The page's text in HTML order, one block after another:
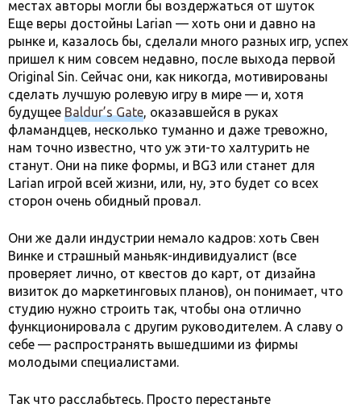
местах авторы могли бы воздержаться от шуток
Еще веры достойны Larian — хоть они и давно на
рынке и, казалось бы, сделали много разных игр, успех
пришел к ним совсем недавно, после выхода первой
Original Sin. Сейчас они, как никогда, мотивированы
сделать лучшую ролевую игру в мире — и, хотя
будущее Baldur’s Gate, оказавшейся в руках
фламандцев, несколько туманно и даже тревожно,
нам точно известно, что уж эти-то халтурить не
станут. Они на пике формы, и BG3 или станет для
Larian игрой всей жизни, или, ну, это будет со всех
сторон очень обидный провал.
Они же дали индустрии немало кадров: хоть Свен
Винке и страшный маньяк-индивидуалист (все
проверяет лично, от квестов до карт, от дизайна
визиток до маркетинговых планов), он понимает, что
студию нужно строить так, чтобы она отлично
функционировала с другим руководителем. А славу о
себе — распространять вышедшими из фирмы
молодыми специалистами.
Так что расслабьтесь. Просто перестаньте